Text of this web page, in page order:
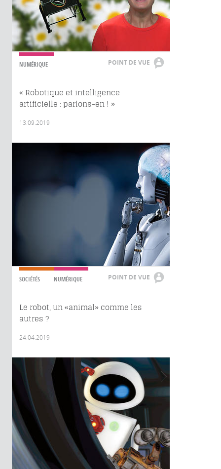
NUMÉRIQUE POINT DE VUE
« Robotique et intelligence
artificielle : parlons-en ! »
13.09.2019
SOCIÉTÉS NUMÉRIQUE POINT DE VUE
Le robot, un «animal» comme les
autres ?
24.04.2019